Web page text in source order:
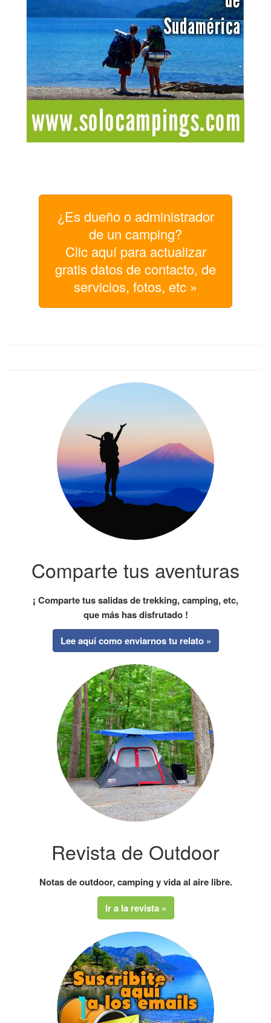
¿Es dueño o administrador
de un camping?
Clic aquí para actualizar
gratis datos de contacto, de
servicios, fotos, etc »
Comparte tus aventuras
¡ Comparte tus salidas de trekking, camping, etc,
que más has disfrutado !
Lee aquí como enviarnos tu relato »
Revista de Outdoor
Notas de outdoor, camping y vida al aire libre.
Ir a la revista »